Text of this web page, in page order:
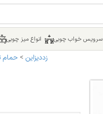
سرویس خواب چوبی انواع میز چوبی
زددیزاین > حمام